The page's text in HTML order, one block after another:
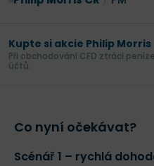
Kupte si akcie Philip Morris
Při obchodování CFD ztrácí
účtů.
Co nyní očekávat?
Scénář 1 – rychlá